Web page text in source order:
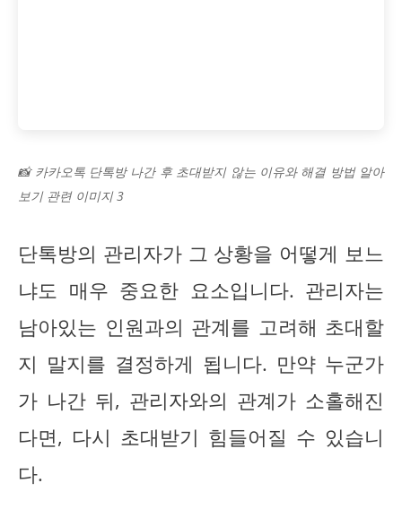
📸 카카오톡 단톡방 나간 후 초대받지 않는 이유와 해결 방법 알아
보기 관련 이미지 3
단톡방의 관리자가 그 상황을 어떻게 보느
냐도 매우 중요한 요소입니다. 관리자는
남아있는 인원과의 관계를 고려해 초대할
지 말지를 결정하게 됩니다. 만약 누군가
가 나간 뒤, 관리자와의 관계가 소홀해진
다면, 다시 초대받기 힘들어질 수 있습니
다.